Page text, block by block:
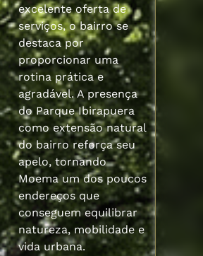
excelente oferta de
serviços, o bairro se
destaca por
proporcionar uma
rotina prática e
agradável. A presença
do Parque Ibirapuera
como extensão natural
do bairro reforça seu
apelo, tornando
Moema um dos poucos
endereços que
conseguem equilibrar
natureza, mobilidade e
vida urbana.